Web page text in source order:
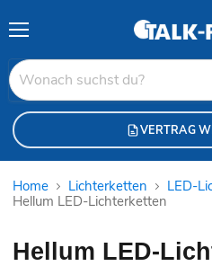
VERTRAG
Home Lichterketten
LED-
Hellum LED-Lichterketten
Hellum LED-